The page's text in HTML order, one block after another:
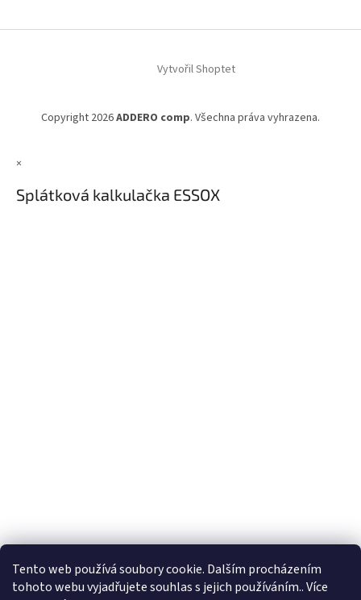
Tento web používá soubory cookie. Dalším procházením
tohoto webu vyjadřujete souhlas s jejich používáním.. Více
Vytvořil Shoptet
Copyright 2026ADDERO comp. Všechna práva vyhrazena.
×
Splátková kalkulačka ESSOX